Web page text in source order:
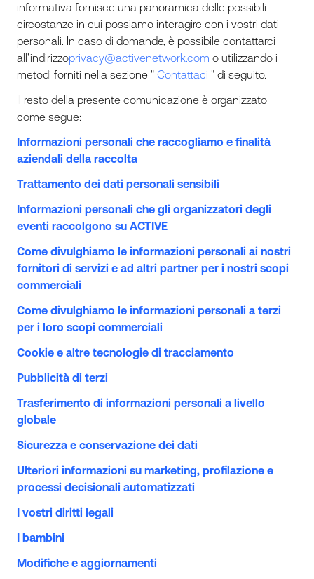
informativa fornisce una panoramica delle possibili
circostanze in cui possiamo interagire con i vostri dati
personali. In caso di domande, è possibile contattarci
all'indirizzoprivacy@activenetwork.com o utilizzando i
metodi forniti nella sezione " Contattaci " di seguito.
Il resto della presente comunicazione è organizzato
come segue:
Informazioni personali che raccogliamo e finalità
aziendali della raccolta
Trattamento dei dati personali sensibili
Informazioni personali che gli organizzatori degli
eventi raccolgono su ACTIVE
Come divulghiamo le informazioni personali ai nostri
fornitori di servizi e ad altri partner per i nostri scopi
commerciali
Come divulghiamo le informazioni personali a terzi
per i loro scopi commerciali
Cookie e altre tecnologie di tracciamento
Pubblicità di terzi
Trasferimento di informazioni personali a livello
globale
Sicurezza e conservazione dei dati
Ulteriori informazioni su marketing, profilazione e
processi decisionali automatizzati
I vostri diritti legali
I bambini
Modifiche e aggiornamenti